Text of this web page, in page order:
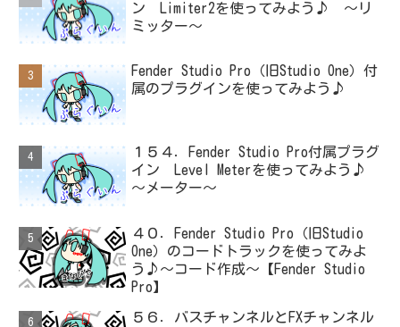
ン Limiter2を使ってみよう♪ ～リ
ミッター～
Fender Studio Pro（旧Studio One）付
属のプラグインを使ってみよう♪
１５４．Fender Studio Pro付属プラグ
イン Level Meterを使ってみよう♪
～メーター～
４０．Fender Studio Pro（旧Studio
One）のコードトラックを使ってみよ
う♪～コード作成～【Fender Studio
Pro】
５６．バスチャンネルとFXチャンネル